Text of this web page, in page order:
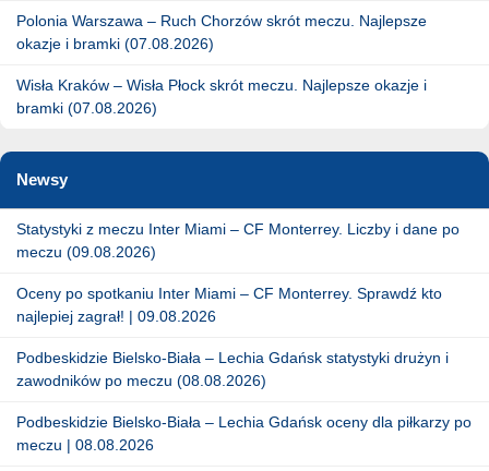
Polonia Warszawa – Ruch Chorzów skrót meczu. Najlepsze
okazje i bramki (07.08.2026)
Wisła Kraków – Wisła Płock skrót meczu. Najlepsze okazje i
bramki (07.08.2026)
Newsy
Statystyki z meczu Inter Miami – CF Monterrey. Liczby i dane po
meczu (09.08.2026)
Oceny po spotkaniu Inter Miami – CF Monterrey. Sprawdź kto
najlepiej zagrał! | 09.08.2026
Podbeskidzie Bielsko-Biała – Lechia Gdańsk statystyki drużyn i
zawodników po meczu (08.08.2026)
Podbeskidzie Bielsko-Biała – Lechia Gdańsk oceny dla piłkarzy po
meczu | 08.08.2026